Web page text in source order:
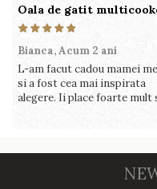
Bianca,Acum 2 ani
L-am facut cadou mamei
si a fost cea mai inspirata
alegere. Ii place foarte mult
gandesc serios sa imi
si eu! Recomand mult !